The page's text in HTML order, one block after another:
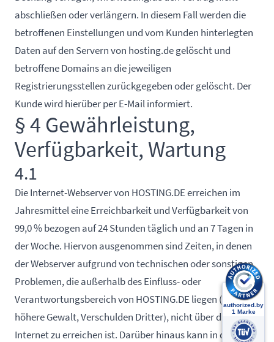
abschließen oder verlängern. In diesem Fall werden die
betroffenen Einstellungen und vom Kunden hinterlegten
Daten auf den Servern von hosting.de gelöscht und
betroffene Domains an die jeweiligen
Registrierungsstellen zurückgegeben oder gelöscht. Der
Kunde wird hierüber per E-Mail informiert.
§ 4 Gewährleistung,
Verfügbarkeit, Wartung
4.1
Die Internet-Webserver von HOSTING.DE erreichen im
Jahresmittel eine Erreichbarkeit und Verfügbarkeit von
99,0 % bezogen auf 24 Stunden täglich und an 7 Tagen in
der Woche. Hiervon ausgenommen sind Zeiten, in denen
der Webserver aufgrund von technischen oder sonstigen
Problemen, die außerhalb des Einfluss- oder
Verantwortungsbereich von HOSTING.DE liegen (z. B.
höhere Gewalt, Verschulden Dritter), nicht über das
Internet zu erreichen ist. Darüber hinaus kann in der Zeit